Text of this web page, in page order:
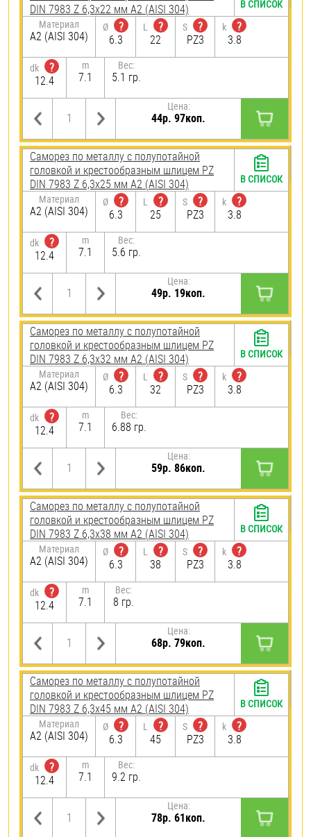
DIN 7983 Z 6,3х22 мм А2 (AISI 304)
Материал
А2 (AISI 304)
Ø
?
6.3
L
?
22
S
?
PZ3
k
?
3.8
dk
?
12.4
m
7.1
Вес:
5.1 гр.
Цена:
44р. 97коп.
В СПИСОК
Саморез по металлу с полупотайной
головкой и крестообразным шлицем PZ
DIN 7983 Z 6,3х25 мм А2 (AISI 304)
Материал
А2 (AISI 304)
Ø
?
6.3
L
?
25
S
?
PZ3
k
?
3.8
dk
?
12.4
m
7.1
Вес:
5.6 гр.
Цена:
49р. 19коп.
В СПИСОК
Саморез по металлу с полупотайной
головкой и крестообразным шлицем PZ
DIN 7983 Z 6,3х32 мм А2 (AISI 304)
Материал
А2 (AISI 304)
Ø
?
6.3
L
?
32
S
?
PZ3
k
?
3.8
dk
?
12.4
m
7.1
Вес:
6.88 гр.
Цена:
59р. 86коп.
В СПИСОК
Саморез по металлу с полупотайной
головкой и крестообразным шлицем PZ
DIN 7983 Z 6,3х38 мм А2 (AISI 304)
Материал
А2 (AISI 304)
Ø
?
6.3
L
?
38
S
?
PZ3
k
?
3.8
dk
?
12.4
m
7.1
Вес:
8 гр.
Цена:
68р. 79коп.
В СПИСОК
Саморез по металлу с полупотайной
головкой и крестообразным шлицем PZ
DIN 7983 Z 6,3х45 мм А2 (AISI 304)
Материал
А2 (AISI 304)
Ø
?
6.3
L
?
45
S
?
PZ3
k
?
3.8
dk
?
12.4
m
7.1
Вес:
9.2 гр.
Цена:
78р. 61коп.
В СПИСОК